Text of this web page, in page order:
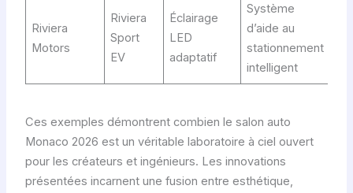
Riviera
Motors
Riviera
Sport
EV
Éclairage
LED
adaptatif
Système
d’aide au
stationnement
intelligent
Ces exemples démontrent combien le salon auto
Monaco 2026 est un véritable laboratoire à ciel ouvert
pour les créateurs et ingénieurs. Les innovations
présentées incarnent une fusion entre esthétique,